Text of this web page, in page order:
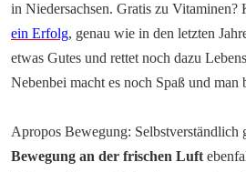
in Niedersachsen. Gratis zu Vitaminen?
ein Erfolg, genau wie in den letzten
etwas Gutes und rettet noch dazu
Nebenbei macht es noch Spaß und man
Apropos Bewegung: Selbstverständlich
Bewegung an der frischen Luft